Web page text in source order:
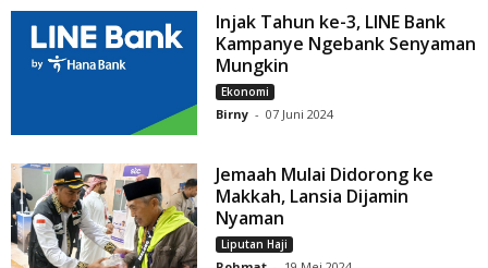
Injak Tahun ke-3, LINE Bank
Kampanye Ngebank Senyaman
Mungkin
Ekonomi
Birny - 07 Juni 2024
Jemaah Mulai Didorong ke
Makkah, Lansia Dijamin
Nyaman
Liputan Haji